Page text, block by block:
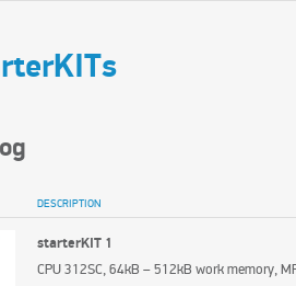
DESCRIPTION
starterKIT 1
CPU 312SC, 64kB – 512kB work memory,